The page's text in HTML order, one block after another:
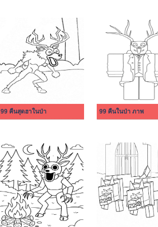
99 คืนสุดฮาในป่า 99 คืนในป่า ภาพ